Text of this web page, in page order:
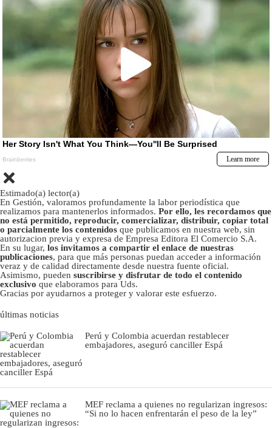
Estimado(a) lector(a)
En Gestión, valoramos profundamente la labor periodística que
realizamos para mantenerlos informados. Por ello, les recordamos que
no está permitido, reproducir, comercializar, distribuir, copiar total
o parcialmente los contenidos que publicamos en nuestra web, sin
autorizacion previa y expresa de Empresa Editora El Comercio S.A.
En su lugar, los invitamos a compartir el enlace de nuestras
publicaciones, para que más personas puedan acceder a información
veraz y de calidad directamente desde nuestra fuente oficial.
Asimismo, pueden suscribirse y disfrutar de todo el contenido
exclusivo que elaboramos para Uds.
Gracias por ayudarnos a proteger y valorar este esfuerzo.
últimas noticias
Perú y Colombia acuerdan restablecer
embajadores, aseguró canciller Espá
MEF reclama a quienes no regularizan ingresos:
“Si no lo hacen enfrentarán el peso de la ley”